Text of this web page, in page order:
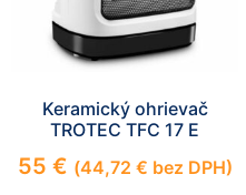
Keramický ohrievač
TROTEC TFC 17 E
55 € (44,72 € bez DPH)